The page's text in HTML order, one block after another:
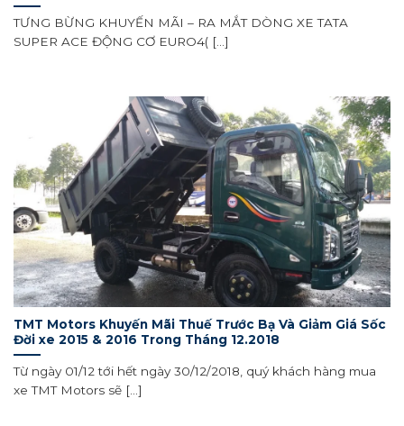
TƯNG BỪNG KHUYẾN MÃI – RA MẮT DÒNG XE TATA
SUPER ACE ĐỘNG CƠ EURO4( [...]
TMT Motors Khuyến Mãi Thuế Trước Bạ Và Giảm Giá Sốc
Đời xe 2015 & 2016 Trong Tháng 12.2018
Từ ngày 01/12 tới hết ngày 30/12/2018, quý khách hàng mua
xe TMT Motors sẽ [...]